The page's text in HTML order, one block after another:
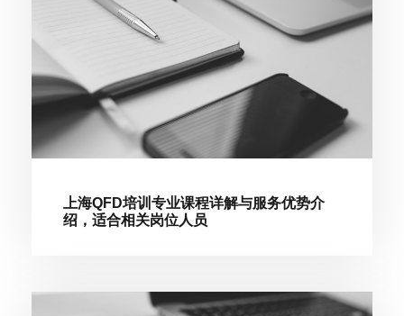
上海QFD培训专业课程详解与服务优势介
绍，适合相关岗位人员